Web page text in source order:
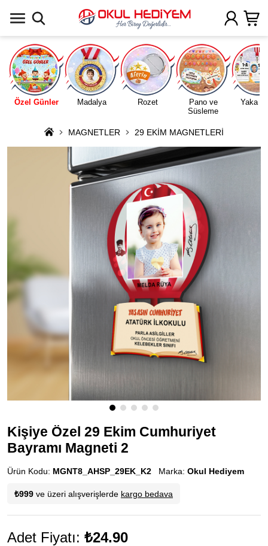
Özel Günler Madalya Rozet
Pano ve
Süsleme
Yaka
MAGNETLER 29 EKİM MAGNETLERİ
Kişiye Özel 29 Ekim Cumhuriyet
Bayramı Magneti 2
Ürün Kodu: MGNT8_AHSP_29EK_K2 Marka: Okul Hediyem
₺999 ve üzeri alışverişlerde kargo bedava
Adet Fiyatı: ₺24.90
Uygulamada Aç